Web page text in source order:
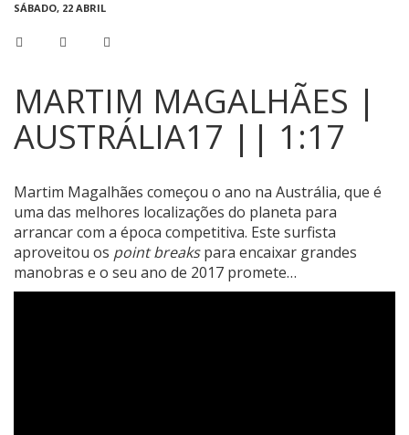
SÁBADO, 22 ABRIL
MARTIM MAGALHÃES |
AUSTRÁLIA17 || 1:17
Martim Magalhães começou o ano na Austrália, que é
uma das melhores localizações do planeta para
arrancar com a época competitiva. Este surfista
aproveitou os point breakspara encaixar grandes
manobras e o seu ano de 2017 promete…